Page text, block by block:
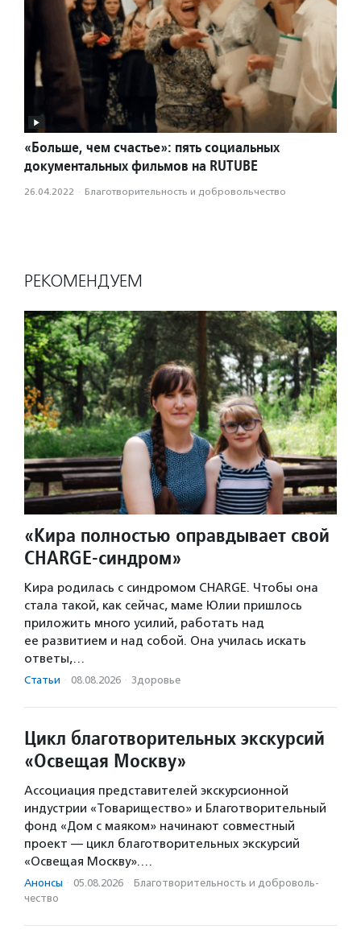
«Больше, чем счастье»: пять социальных
документальных фильмов на RUTUBE
26.04.2022 · Благотвори­тель­ность и доброволь­чест­во
РЕКОМЕНДУЕМ
«Кира полностью оправдывает свой
CHARGE-синдром»
Кира родилась с синдромом CHARGE. Чтобы она
стала такой, как сейчас, маме Юлии пришлось
приложить много усилий, работать над
ее развитием и над собой. Она училась искать
ответы,…
Статьи · 08.08.2026 · Здоровье
Цикл благотворительных экскурсий
«Освещая Москву»
Ассоциация представителей экскурсионной
индустрии «Товарищество» и Благотворительный
фонд «Дом с маяком» начинают совместный
проект — цикл благотворительных экскурсий
«Освещая Москву».…
Анонсы · 05.08.2026 · Благотвори­тель­ность и доброволь­
чест­во